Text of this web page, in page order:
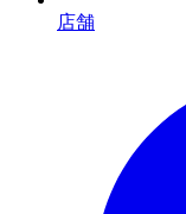
店舗